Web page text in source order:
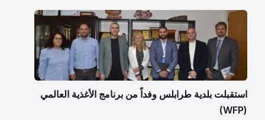
استقبلت بلدية طرابلس وفداً من برنامج الأغذية العالمي
(WFP)